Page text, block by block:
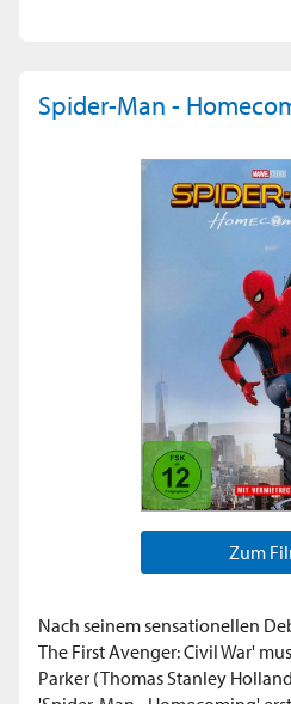
Spider-Man -
Zum
Nach seinem sensationellen
The First Avenger: Civil War'
Parker (Thomas Stanley